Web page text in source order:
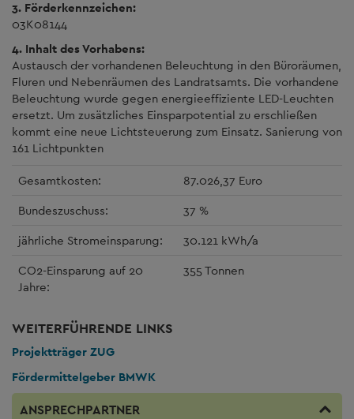
3. Förderkennzeichen:
03K08144
4. Inhalt des Vorhabens:
Austausch der vorhandenen Beleuchtung in den Büroräumen,
Fluren und Nebenräumen des Landratsamts. Die vorhandene
Beleuchtung wurde gegen energieeffiziente LED-Leuchten
ersetzt. Um zusätzliches Einsparpotential zu erschließen
kommt eine neue Lichtsteuerung zum Einsatz. Sanierung von
161 Lichtpunkten
Gesamtkosten:
87.026,37 Euro
Bundeszuschuss:
37 %
jährliche Stromeinsparung:
30.121 kWh/a
CO2-Einsparung auf 20
Jahre:
355 Tonnen
WEITERFÜHRENDE LINKS
Projektträger ZUG
Fördermittelgeber BMWK
ANSPRECHPARTNER